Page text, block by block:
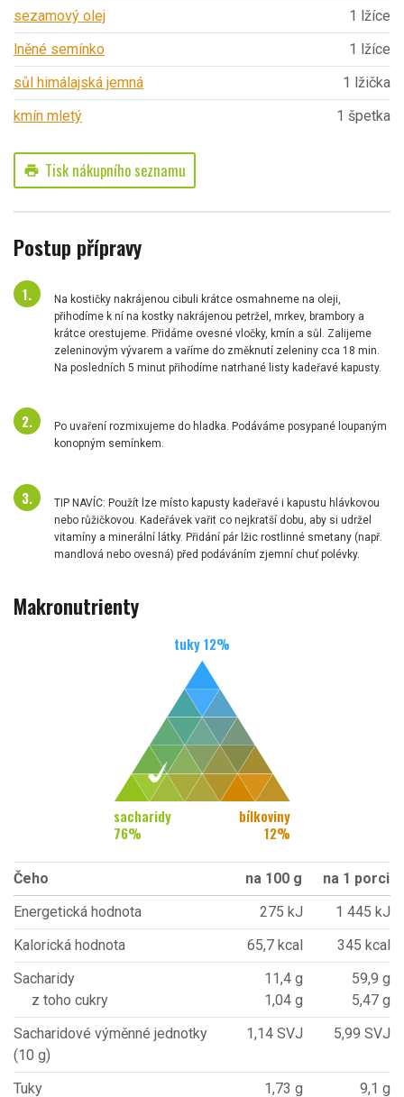
sezamový olej
1 lžíce
lněné semínko
1 lžíce
sůl himálajská jemná
1 lžička
kmín mletý
1 špetka
print Tisk nákupního seznamu
Postup přípravy
Na kostičky nakrájenou cibuli krátce osmahneme na oleji,
přihodíme k ní na kostky nakrájenou petržel, mrkev, brambory a
krátce orestujeme. Přidáme ovesné vločky, kmín a sůl. Zalijeme
zeleninovým vývarem a vaříme do změknutí zeleniny cca 18 min.
Na posledních 5 minut přihodíme natrhané listy kadeřavé kapusty.
Po uvaření rozmixujeme do hladka. Podáváme posypané loupaným
konopným semínkem.
TIP NAVÍC: Použít lze místo kapusty kadeřavé i kapustu hlávkovou
nebo růžičkovou. Kadeřávek vařit co nejkratší dobu, aby si udržel
vitamíny a minerální látky. Přidání pár lžic rostlinné smetany (např.
mandlová nebo ovesná) před podáváním zjemní chuť polévky.
Makronutrienty
tuky12%
sacharidy
76%
bílkoviny
12%
Čeho na 100 g
na 1 porci
Energetická hodnota
275 kJ
1 445 kJ
Kalorická hodnota
65,7 kcal
345 kcal
Sacharidy
z toho cukry
11,4 g
1,04 g
59,9 g
5,47 g
Sacharidové výměnné jednotky
(10 g)
1,14 SVJ 5,99 SVJ
Tuky 1,73 g 9,1 g